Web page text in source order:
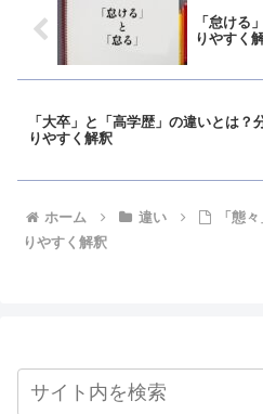
「怠ける
りやすく
「大卒」と「高学歴」の違いとは？
りやすく解釈
ホーム 違い
「態
りやすく解釈